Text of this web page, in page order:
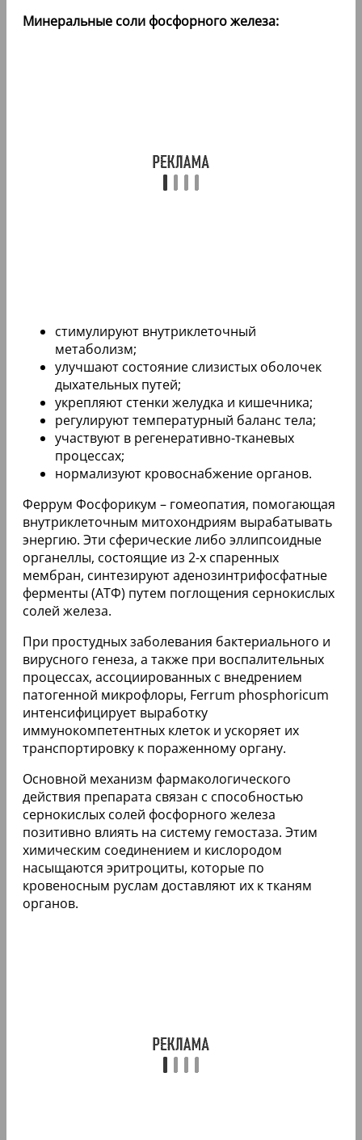
Минеральные соли фосфорного железа:
стимулируют внутриклеточный
метаболизм;
улучшают состояние слизистых оболочек
дыхательных путей;
укрепляют стенки желудка и кишечника;
регулируют температурный баланс тела;
участвуют в регенеративно-тканевых
процессах;
нормализуют кровоснабжение органов.
Феррум Фосфорикум – гомеопатия, помогающая
внутриклеточным митохондриям вырабатывать
энергию. Эти сферические либо эллипсоидные
органеллы, состоящие из 2-х спаренных
мембран, синтезируют аденозинтрифосфатные
ферменты (АТФ) путем поглощения сернокислых
солей железа.
При простудных заболевания бактериального и
вирусного генеза, а также при воспалительных
процессах, ассоциированных с внедрением
патогенной микрофлоры, Ferrum phosphoricum
интенсифицирует выработку
иммунокомпетентных клеток и ускоряет их
транспортировку к пораженному органу.
Основной механизм фармакологического
действия препарата связан с способностью
сернокислых солей фосфорного железа
позитивно влиять на систему гемостаза. Этим
химическим соединением и кислородом
насыщаются эритроциты, которые по
кровеносным руслам доставляют их к тканям
органов.